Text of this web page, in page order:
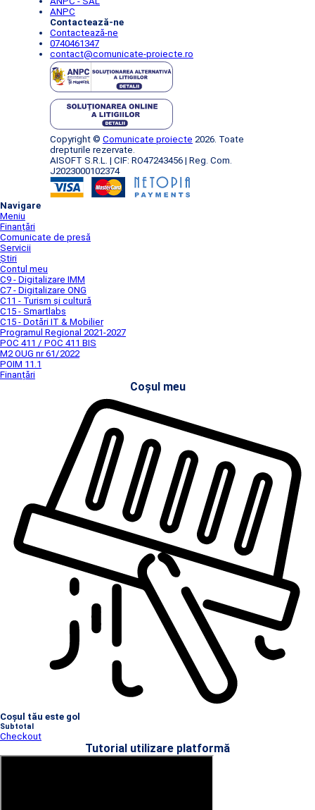
ANPC
Contactează-ne
Contactează-ne
0740461347
contact@comunicate-proiecte.ro
Copyright © Comunicate proiecte 2026. Toate
drepturile rezervate.
AISOFT S.R.L. | CIF: RO47243456 | Reg. Com.
J2023000102374
Navigare
Meniu
Finanțări
Comunicate de presă
Servicii
Știri
Contul meu
C9 - Digitalizare IMM
C7 - Digitalizare ONG
C11 - Turism și cultură
C15 - Smartlabs
C15 - Dotări IT & Mobilier
Programul Regional 2021-2027
POC 411 / POC 411 BIS
M2 OUG nr 61/2022
POIM 11.1
Finanțări
Coșul meu
Coșul tău este gol
Subtotal
Checkout
Tutorial utilizare platformă